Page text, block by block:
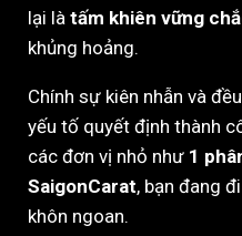
lại là tấm khiên vững
khủng hoảng.
Chính sự kiên nhẫn và
yếu tố quyết định thành
các đơn vị nhỏ như 1
SaigonCarat, bạn đang
khôn ngoan.